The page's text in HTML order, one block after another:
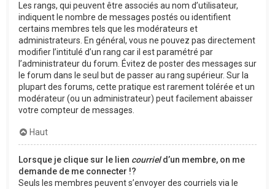
Les rangs, qui peuvent être associés au nom d’utilisateur,
indiquent le nombre de messages postés ou identifient
certains membres tels que les modérateurs et
administrateurs. En général, vous ne pouvez pas directement
modifier l’intitulé d’un rang car il est paramétré par
l’administrateur du forum. Évitez de poster des messages sur
le forum dans le seul but de passer au rang supérieur. Sur la
plupart des forums, cette pratique est rarement tolérée et un
modérateur (ou un administrateur) peut facilement abaisser
votre compteur de messages.
Haut
Lorsque je clique sur le lien courrield’un membre, on me
demande de me connecter !?
Seuls les membres peuvent s’envoyer des courriels via le